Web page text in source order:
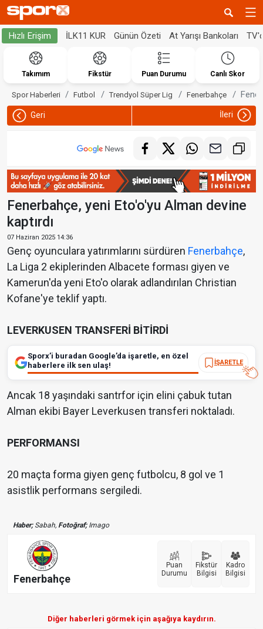
Hızlı Erişim İLK11 KUR Günün Özeti At Yarışı Bankoları
Takımım Fikstür Puan Durumu Canlı Skor
Spor Haberleri Futbol Trendyol Süper Lig Fenerbahçe
Geri İleri
Fenerbahçe, yeni Eto'o'yu Alman devine
kaptırdı
07 Haziran 2025 14:36
Genç oyunculara yatırımlarını sürdüren Fenerbahçe,
La Liga 2 ekiplerinden Albacete forması giyen ve
Kamerun'da yeni Eto'o olarak adlandırılan Christian
Kofane'ye teklif yaptı.
LEVERKUSEN TRANSFERİ BİTİRDİ
Sporx’i buradan Google’da işaretle, en özel
haberlere ilk sen ulaş!
İŞARETLE
Ancak 18 yaşındaki santrfor için elini çabuk tutan
Alman ekibi Bayer Leverkusen transferi noktaladı.
PERFORMANSI
20 maçta forma giyen genç futbolcu, 8 gol ve 1
asistlik performans sergiledi.
Haber;Sabah, Fotoğraf;Imago
Fenerbahçe
Puan
Durumu
Fikstür
Bilgisi
Kadro
Bilgisi
Diğer haberleri görmek için aşağıya kaydırın.